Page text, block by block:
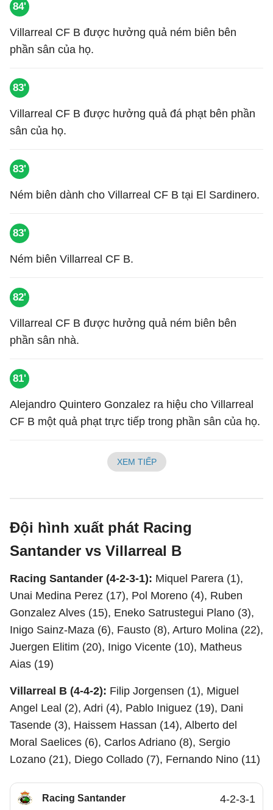
84'
Villarreal CF B được hưởng quả ném biên bên
phần sân của họ.
83'
Villarreal CF B được hưởng quả đá phạt bên phần
sân của họ.
83'
Ném biên dành cho Villarreal CF B tại El Sardinero.
83'
Ném biên Villarreal CF B.
82'
Villarreal CF B được hưởng quả ném biên bên
phần sân nhà.
81'
Alejandro Quintero Gonzalez ra hiệu cho Villarreal
CF B một quả phạt trực tiếp trong phần sân của họ.
XEM TIẾP
Đội hình xuất phát Racing
Santander vs Villarreal B
Racing Santander (4-2-3-1): Miquel Parera (1),
Unai Medina Perez (17), Pol Moreno (4), Ruben
Gonzalez Alves (15), Eneko Satrustegui Plano (3),
Inigo Sainz-Maza (6), Fausto (8), Arturo Molina (22),
Juergen Elitim (20), Inigo Vicente (10), Matheus
Aias (19)
Villarreal B (4-4-2): Filip Jorgensen (1), Miguel
Angel Leal (2), Adri (4), Pablo Iniguez (19), Dani
Tasende (3), Haissem Hassan (14), Alberto del
Moral Saelices (6), Carlos Adriano (8), Sergio
Lozano (21), Diego Collado (7), Fernando Nino (11)
Racing Santander 4-2-3-1